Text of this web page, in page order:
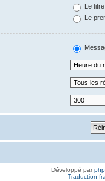
Le
Le
Développé par
Traduction